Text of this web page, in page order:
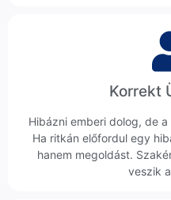
Korrekt
Hibázni emberi dolog, de
Ha ritkán előfordul egy
hanem megoldást.
veszik